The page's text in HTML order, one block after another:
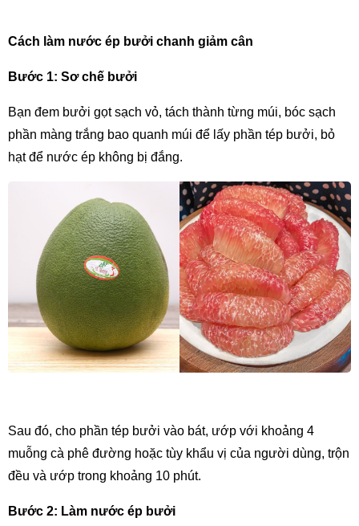
Cách làm nước ép bưởi chanh giảm cân
Bước 1: Sơ chế bưởi
Bạn đem bưởi gọt sạch vỏ, tách thành từng múi, bóc sạch
phần màng trắng bao quanh múi để lấy phần tép bưởi, bỏ
hạt để nước ép không bị đắng.
Sau đó, cho phần tép bưởi vào bát, ướp với khoảng 4
muỗng cà phê đường hoặc tùy khẩu vị của người dùng, trộn
đều và ướp trong khoảng 10 phút.
Bước 2: Làm nước ép bưởi